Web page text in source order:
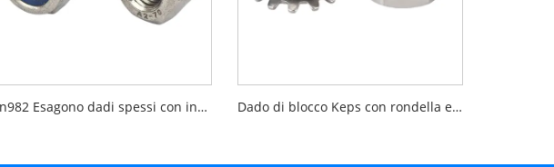
Din982 Esagono dadi spessi con inserto non metallico Dado di blocco Keps con rondella esterna K di dado